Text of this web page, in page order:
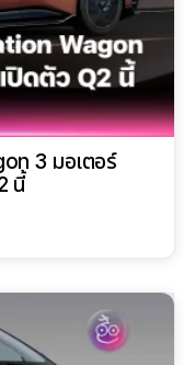
3 มอเตอร์
นี้